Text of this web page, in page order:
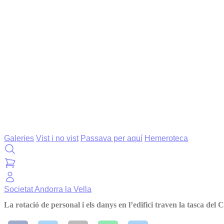
Galeries Vist i no vist Passava per aquí Hemeroteca
SocietatAndorra la Vella
La rotació de personal i els danys en l’edifici traven la tasca del